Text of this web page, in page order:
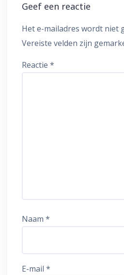
Geef een reactie
Het e-mailadres wordt niet
Vereiste velden zijn
Reactie *
Naam *
E-mail *